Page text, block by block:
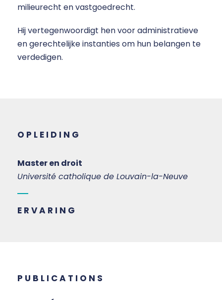
milieurecht en vastgoedrecht.
Hij vertegenwoordigt hen voor administratieve
en gerechtelijke instanties om hun belangen te
verdedigen.
OPLEIDING
Master en droit
Université catholique de Louvain-la-Neuve
ERVARING
PUBLICATIONS